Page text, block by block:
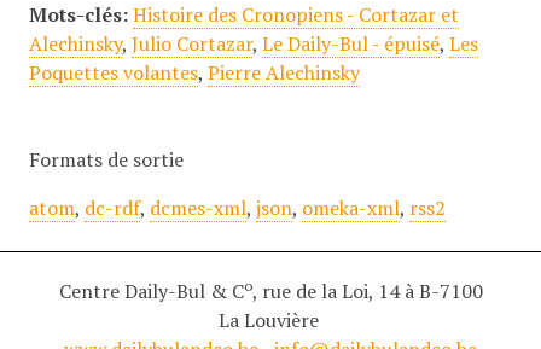
Mots-clés: Histoire des Cronopiens - Cortazar et
Alechinsky, Julio Cortazar, Le Daily-Bul - épuisé, Les
Poquettes volantes, Pierre Alechinsky
Formats de sortie
atom, dc-rdf, dcmes-xml, json, omeka-xml, rss2
Centre Daily-Bul & Co, rue de la Loi, 14 à B-7100
La Louvière